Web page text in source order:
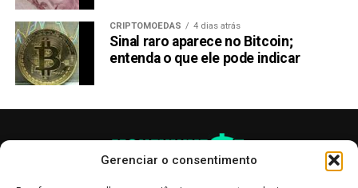
Gerenciar o consentimento
CRIPTOMOEDAS 4 dias atrás
Sinal raro aparece no Bitcoin;
entenda o que ele pode indicar